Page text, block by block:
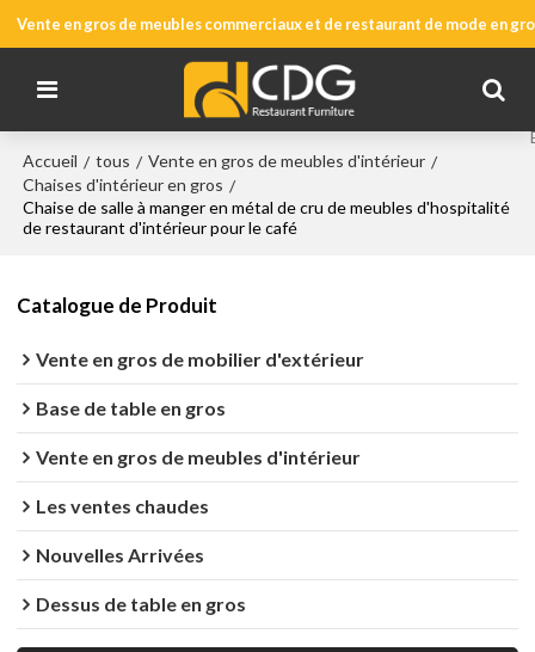
Vente en gros de meubles commerciaux et de restaurant de mode en
Accueil / tous / Vente en gros de meubles d'intérieur /
Chaises d'intérieur en gros /
Chaise de salle à manger en métal de cru de meubles d'hospitalité
de restaurant d'intérieur pour le café
Catalogue de Produit
Vente en gros de mobilier d'extérieur
Base de table en gros
Vente en gros de meubles d'intérieur
Les ventes chaudes
Nouvelles Arrivées
Dessus de table en gros